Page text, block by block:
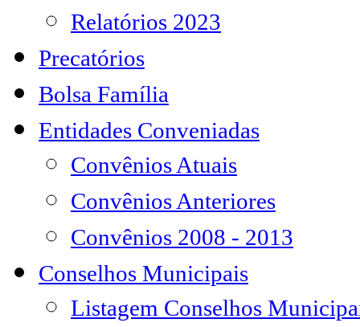
Relatórios 2023
Precatórios
Bolsa Família
Entidades Conveniadas
Convênios Atuais
Convênios Anteriores
Convênios 2008 - 2013
Conselhos Municipais
Listagem Conselhos